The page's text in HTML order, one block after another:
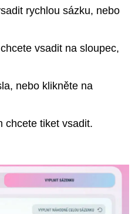
rychlou sázku, nebo
vsadit na sloupec,
nebo klikněte na
chcete tiket vsadit.